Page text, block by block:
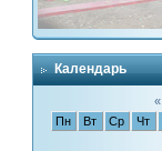
Календарь
«
Пн
Вт Ср Чт